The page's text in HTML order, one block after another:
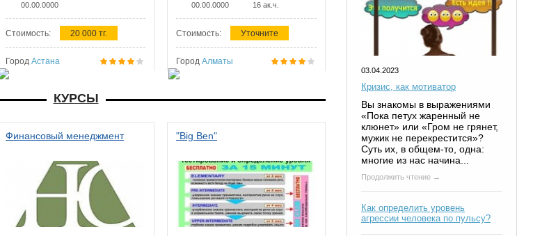
00.00.0000
Стоимость: 20 000 тг.
Город Астана
00.00.0000 16 ак.ч.
Стоимость: Уточните
Город Алматы
КУРСЫ
Финансовый менеджмент "Big Ben"
03.04.2023
Кризис, как мотиватор
Вы знакомы в выражениями
«Пока петух жаренный не
клюнет» или «Гром не грянет,
мужик не перекрестится»?
Суть их, в общем-то, одна:
многие из нас начина...
Продолжить чтение →
Как определить уровень
агрессии человека по пульсу?